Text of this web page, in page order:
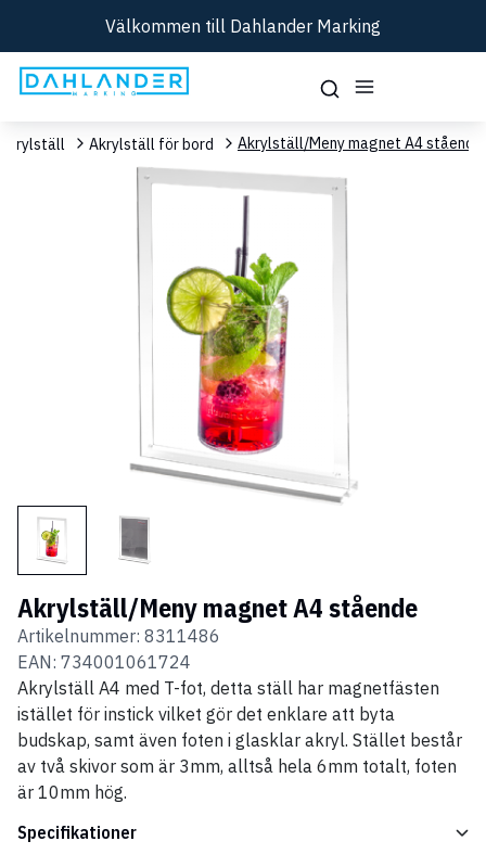
Välkommen till Dahlander Marking
Akrylställ Akrylställ för bord Akrylställ/Meny magnet A4 stående
Akrylställ/Meny magnet A4 stående
Artikelnummer: 8311486
EAN: 734001061724
Akrylställ A4 med T-fot, detta ställ har magnetfästen
istället för instick vilket gör det enklare att byta
budskap, samt även foten i glasklar akryl. Stället består
av två skivor som är 3mm, alltså hela 6mm totalt, foten
är 10mm hög.
Specifikationer